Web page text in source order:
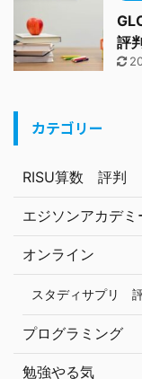
評
カテゴリー
RISU算数 評判
エジソンアカデミ
オンライン
スタディサプリ
プログラミング
勉強やる気